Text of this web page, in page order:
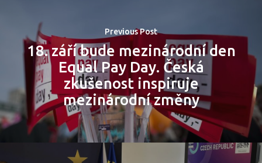
Previous Post
18. září bude mezinárodní den
Equal Pay Day. Česká
zkušenost inspiruje
mezinárodní změny